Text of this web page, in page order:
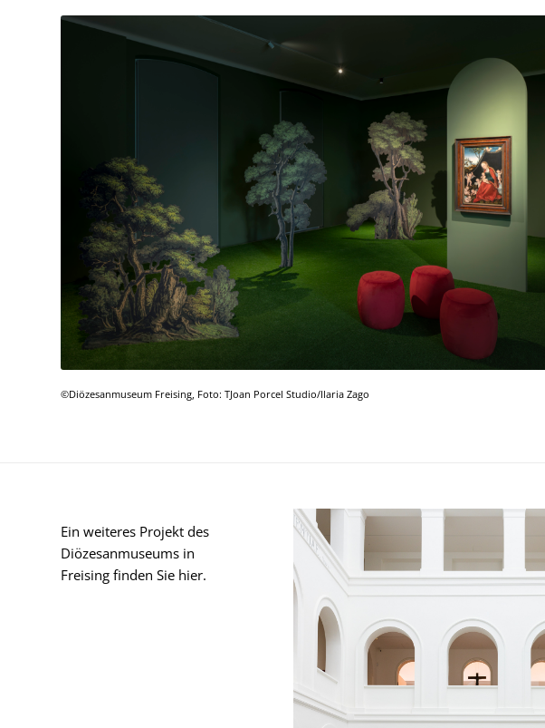
©Diözesanmuseum Freising, Foto: TJoan Porcel Studio/Ilaria Zago
Ein weiteres Projekt des
Diözesanmuseums in
Freising finden Sie hier.